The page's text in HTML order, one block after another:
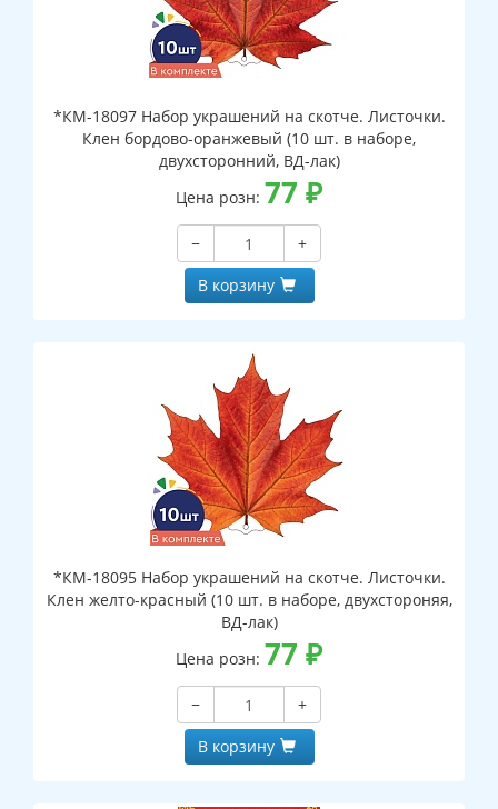
*КМ-18097 Набор украшений на скотче. Листочки.
Клен бордово-оранжевый (10 шт. в наборе,
двухсторонний, ВД-лак)
Цена розн: 77 ₽
−
+
В корзину
*КМ-18095 Набор украшений на скотче. Листочки.
Клен желто-красный (10 шт. в наборе, двухстороняя,
ВД-лак)
Цена розн: 77 ₽
−
+
В корзину